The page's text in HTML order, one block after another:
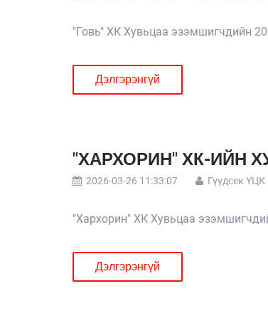
"Говь" ХК Хувьцаа эзэмшигчдийн
Дэлгэрэнгүй
"ХАРХОРИН" ХК-ИЙН
2026-03-26 11:33:07 Гүүдсек ҮЦК
"Хархорин" ХК Хувьцаа
Дэлгэрэнгүй